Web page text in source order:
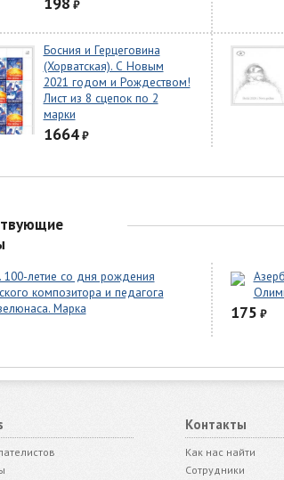
₽
Босния и Герцеговина
(Хорватская). С Новым
2021 годом и Рождеством!
Лист из 8 сцепок по 2
марки
1664₽
100-летие со дня рождения
композитора и педагога
Марка
175 ₽
Контакты
Как нас найти
Сотрудники